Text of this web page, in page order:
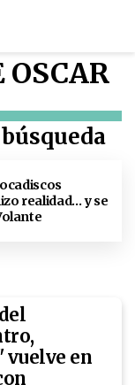
OSCAR
realidad… y se
vuelve en